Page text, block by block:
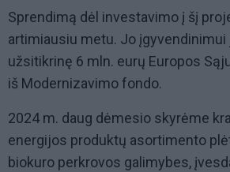
Sprendimą dėl investavimo į šį
artimiausiu metu. Jo įgyvendinimui
užsitikrinę 6 mln. eurų Europos
iš Modernizavimo fondo.
2024 m. daug dėmesio skyrėme
energijos produktų asortimento
biokuro perkrovos galimybes,